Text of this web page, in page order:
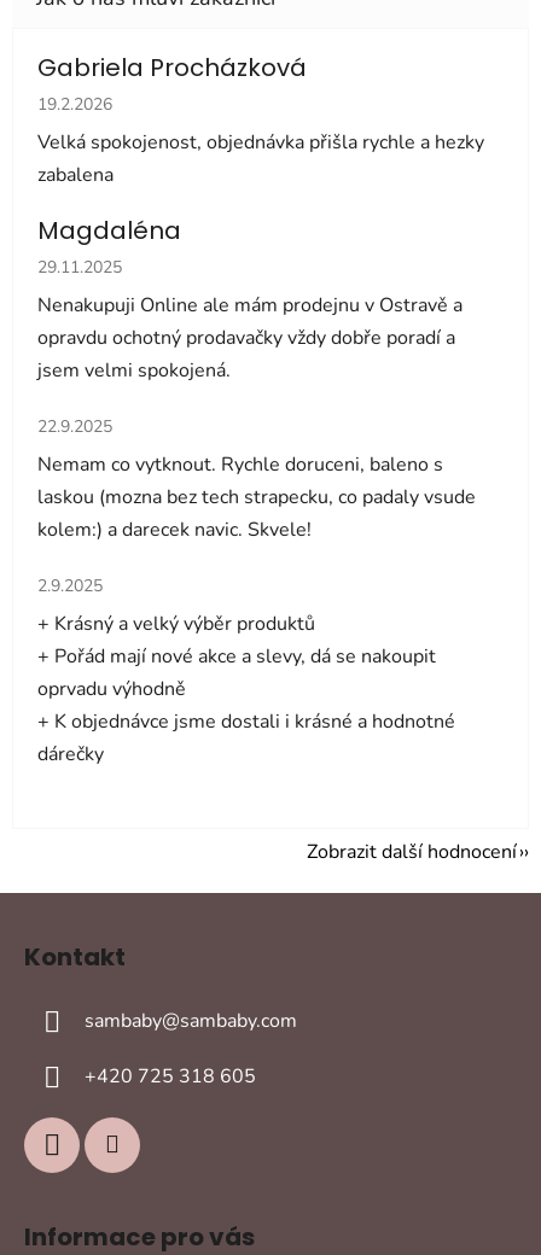
Gabriela Procházková
Hodnocení obchodu je 5 z 5 hvězdiček.
19.2.2026
Velká spokojenost, objednávka přišla rychle a hezky
zabalena
Magdaléna
Hodnocení obchodu je 5 z 5 hvězdiček.
29.11.2025
Nenakupuji Online ale mám prodejnu v Ostravě a
opravdu ochotný prodavačky vždy dobře poradí a
jsem velmi spokojená.
Hodnocení obchodu je 5 z 5 hvězdiček.
22.9.2025
Nemam co vytknout. Rychle doruceni, baleno s
laskou (mozna bez tech strapecku, co padaly vsude
kolem:) a darecek navic. Skvele!
Hodnocení obchodu je 5 z 5 hvězdiček.
2.9.2025
+ Krásný a velký výběr produktů
+ Pořád mají nové akce a slevy, dá se nakoupit
oprvadu výhodně
+ K objednávce jsme dostali i krásné a hodnotné
dárečky
Zobrazit další hodnocení
Z
Kontakt
sambaby@sambaby.com
+420 725 318 605
Informace pro vás